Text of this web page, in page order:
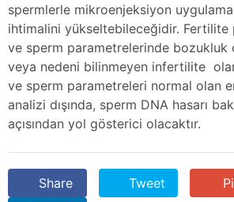
spermlerle mikroenjeksiyon
ihtimalini yükseltebileceğidir. Fertilite
ve sperm parametrelerinde bozukluk
veya nedeni bilinmeyen infertilite
ve sperm parametreleri normal olan
analizi dışında, sperm DNA hasarı
açısından yol gösterici olacaktır.
Share Tweet